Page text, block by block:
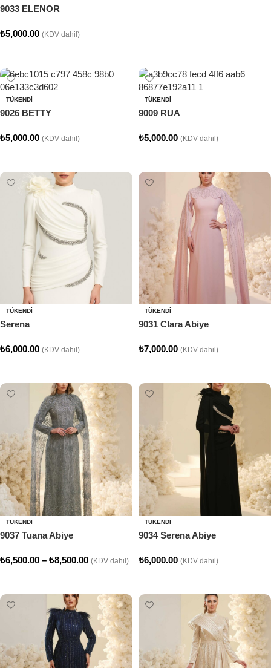
9033 ELENOR
₺5,000.00 (KDV dahil)
TÜKENDI
9026 BETTY
₺5,000.00 (KDV dahil)
TÜKENDI
9009 RUA
₺5,000.00 (KDV dahil)
TÜKENDI
Serena
₺6,000.00 (KDV dahil)
TÜKENDI
9031 Clara Abiye
₺7,000.00 (KDV dahil)
TÜKENDI
9037 Tuana Abiye
₺6,500.00 – ₺8,500.00 (KDV dahil)
TÜKENDI
9034 Serena Abiye
₺6,000.00 (KDV dahil)